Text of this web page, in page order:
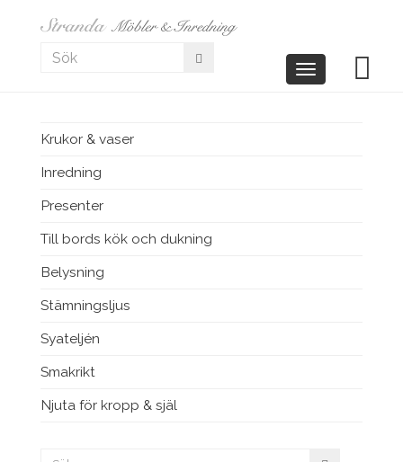
Toggle
Krukor & vaser
Inredning
Presenter
Till bords kök och dukning
Belysning
Stämningsljus
Syateljén
Smakrikt
Njuta för kropp & själ